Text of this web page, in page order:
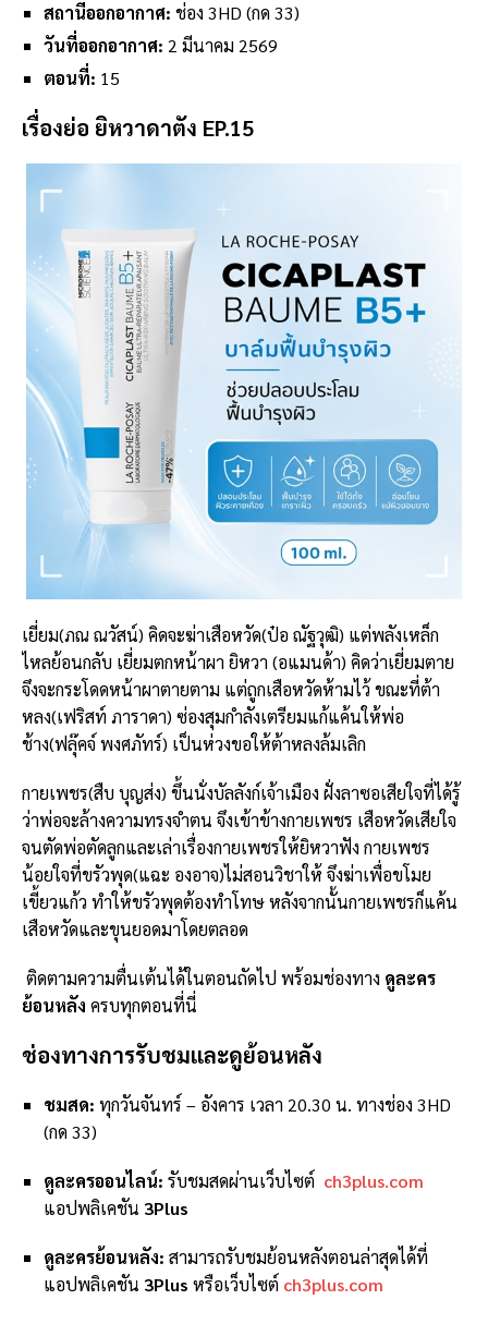
สถานีออกอากาศ: ช่อง 3HD (กด 33)
วันที่ออกอากาศ: 2 มีนาคม 2569
ตอนที่: 15
เรื่องย่อ ยิหวาดาตัง EP.15
เยี่ยม(ภณ ณวัสน์) คิดจะฆ่าเสือหวัด(ป๋อ ณัฐวุฒิ) แต่พลังเหล็ก
ไหลย้อนกลับ เยี่ยมตกหน้าผา ยิหวา (อแมนด้า) คิดว่าเยี่ยมตาย
จึงจะกระโดดหน้าผาตายตาม แต่ถูกเสือหวัดห้ามไว้ ขณะที่ต้า
หลง(เฟริสท์ ภาราดา) ซ่องสุมกำลังเตรียมแก้แค้นให้พ่อ
ช้าง(ฟลุ๊คจ์ พงศภัทร์) เป็นห่วงขอให้ต้าหลงล้มเลิก
กายเพชร(สืบ บุญส่ง) ขึ้นนั่งบัลลังก์เจ้าเมือง ฝั่งลาซอเสียใจที่ได้รู้
ว่าพ่อจะล้างความทรงจำตน จึงเข้าข้างกายเพชร เสือหวัดเสียใจ
จนตัดพ่อตัดลูกและเล่าเรื่องกายเพชรให้ยิหวาฟัง กายเพชร
น้อยใจที่ขรัวพุด(แฉะ องอาจ)ไม่สอนวิชาให้ จึงฆ่าเพื่อขโมย
เขี้ยวแก้ว ทำให้ขรัวพุดต้องทำโทษ หลังจากนั้นกายเพชรก็แค้น
เสือหวัดและขุนยอดมาโดยตลอด
ติดตามความตื่นเต้นได้ในตอนถัดไป พร้อมช่องทาง ดูละคร
ย้อนหลัง ครบทุกตอนที่นี่
ช่องทางการรับชมและดูย้อนหลัง
ชมสด: ทุกวันจันทร์ – อังคาร เวลา 20.30 น. ทางช่อง 3HD
(กด 33)
ดูละครออนไลน์: รับชมสดผ่านเว็บไซต์ ch3plus.com
แอปพลิเคชัน 3Plus
ดูละครย้อนหลัง: สามารถรับชมย้อนหลังตอนล่าสุดได้ที่
แอปพลิเคชัน 3Plus หรือเว็บไซต์ ch3plus.com